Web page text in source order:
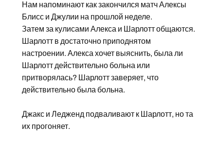
Нам напоминают как закончился матч Алексы
Блисс и Джулии на прошлой неделе.
Затем за кулисами Алекса и Шарлотт общаются.
Шарлотт в достаточно приподнятом
настроении. Алекса хочет выяснить, была ли
Шарлотт действительно больна или
притворялась? Шарлотт заверяет, что
действительно была больна.
Джакс и Ледженд подваливают к Шарлотт, но та
их прогоняет.